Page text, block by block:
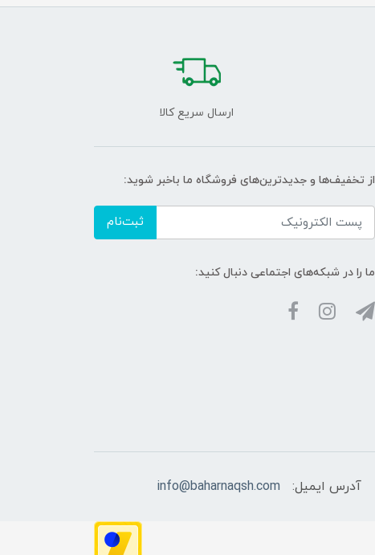
ارسال سریع کالا
از تخفیف‌ها و جدیدترین‌های فروشگاه ما باخبر شوید:
ثبت‌نام
ما را در شبکه‌های اجتماعی دنبال کنید:
آدرس ایمیل: info@baharnaqsh.com